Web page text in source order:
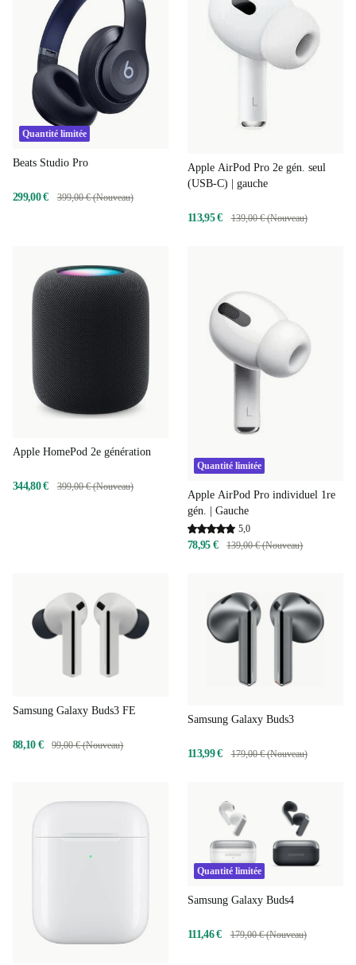
Quantité limitée
Beats Studio Pro
299,00 € 399,00 € (Nouveau)
Apple AirPod Pro 2e gén. seul
(USB-C) | gauche
113,95 € 139,00 € (Nouveau)
Apple HomePod 2e génération
344,80 € 399,00 € (Nouveau)
Quantité limitée
Apple AirPod Pro individuel 1re
gén. | Gauche
5,0
78,95 € 139,00 € (Nouveau)
Samsung Galaxy Buds3 FE
88,10 € 99,00 € (Nouveau)
Samsung Galaxy Buds3
113,99 € 179,00 € (Nouveau)
Quantité limitée
Samsung Galaxy Buds4
111,46 € 179,00 € (Nouveau)